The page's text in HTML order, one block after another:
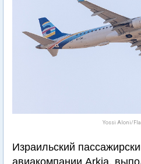
Yossi Aloni/
Израильский
авиакомпании Arkia,